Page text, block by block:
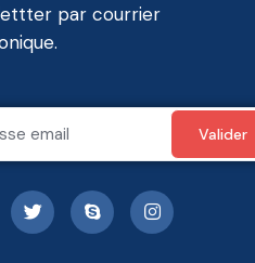
par courrier